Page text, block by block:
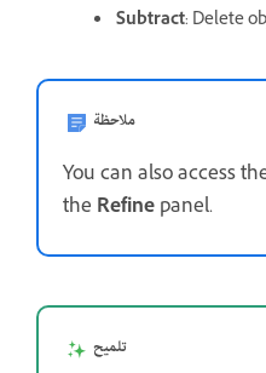
Subtract: Delete
ملاحظة
You can also access
the Refinepanel.
تلميح